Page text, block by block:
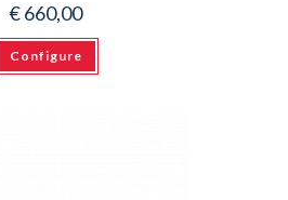
€660,00
Configure